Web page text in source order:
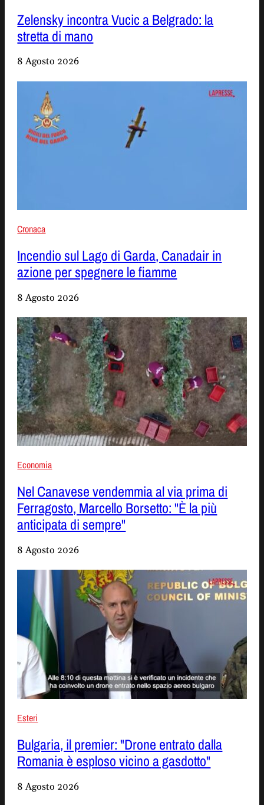
Zelensky incontra Vucic a Belgrado: la
stretta di mano
8 Agosto 2026
Cronaca
Incendio sul Lago di Garda, Canadair in
azione per spegnere le fiamme
8 Agosto 2026
Economia
Nel Canavese vendemmia al via prima di
Ferragosto, Marcello Borsetto: "È la più
anticipata di sempre"
8 Agosto 2026
Esteri
Bulgaria, il premier: "Drone entrato dalla
Romania è esploso vicino a gasdotto"
8 Agosto 2026